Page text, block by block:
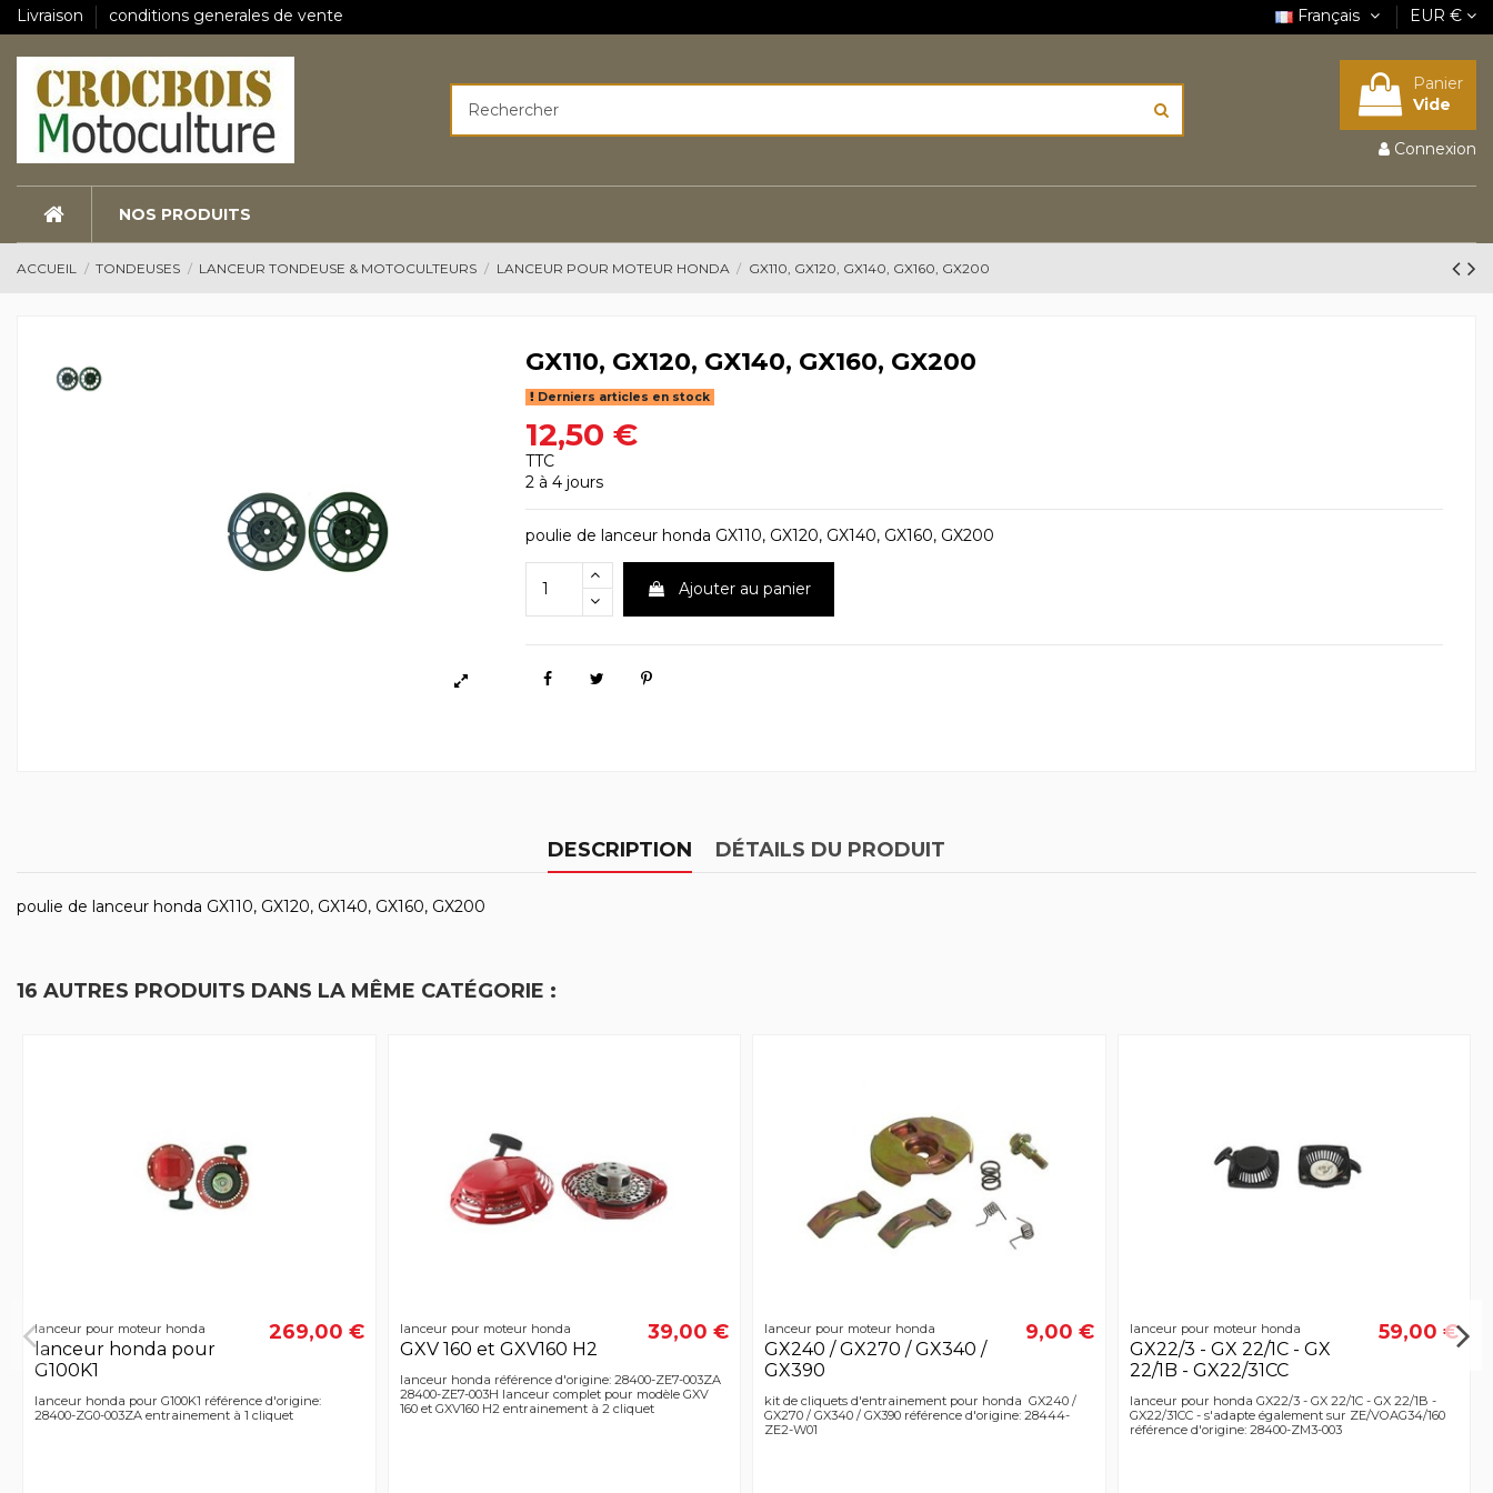
Livraison conditions generales de vente Français EUR €
Panier
Vide
Connexion
NOS PRODUITS
ACCUEIL TONDEUSES LANCEUR TONDEUSE & MOTOCULTEURS LANCEUR POUR MOTEUR HONDA GX110, GX120, GX140, GX160, GX200
GX110, GX120, GX140, GX160, GX200
Derniers articles en stock
12,50 €
TTC
2 à 4 jours
poulie de lanceur honda GX110, GX120, GX140, GX160, GX200
Ajouter au panier
DESCRIPTION DÉTAILS DU PRODUIT
poulie de lanceur honda GX110, GX120, GX140, GX160, GX200
16 AUTRES PRODUITS DANS LA MÊME CATÉGORIE :
lanceur pour moteur honda
lanceur honda pour
G100K1
269,00 €
lanceur honda pour G100K1 référence d'origine:
28400-ZG0-003ZA entrainement à 1 cliquet
lanceur pour moteur honda
GXV 160 et GXV160 H2
39,00 €
lanceur honda référence d'origine: 28400-ZE7-003ZA
28400-ZE7-003H lanceur complet pour modèle GXV
160 et GXV160 H2 entrainement à 2 cliquet
lanceur pour moteur honda
GX240 / GX270 / GX340 /
GX390
9,00 €
kit de cliquets d'entrainement pour honda GX240 /
GX270 / GX340 / GX390 référence d'origine: 28444-
ZE2-W01
lanceur pour moteur honda
GX22/3 - GX 22/1C - GX
22/1B - GX22/31CC
59,00 €
lanceur pour honda GX22/3 - GX 22/1C - GX 22/1B -
GX22/31CC - s'adapte également sur ZE/VOAG34/160
référence d'origine: 28400-ZM3-003